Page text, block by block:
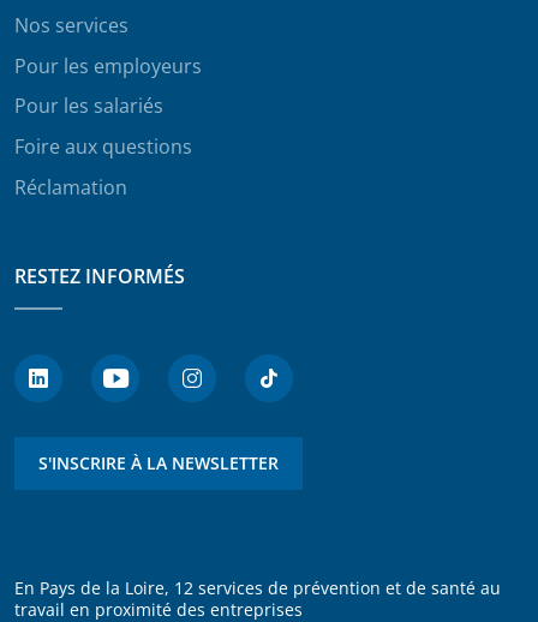
Nos services
Pour les employeurs
Pour les salariés
Foire aux questions
Réclamation
RESTEZ INFORMÉS
S'INSCRIRE À LA NEWSLETTER
En Pays de la Loire, 12 services de prévention et de santé au
travail en proximité des entreprises